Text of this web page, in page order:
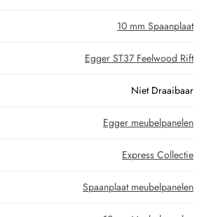
10 mm Spaanplaat
Egger ST37 Feelwood Rift
Niet Draaibaar
Egger meubelpanelen
Express Collectie
Spaanplaat meubelpanelen